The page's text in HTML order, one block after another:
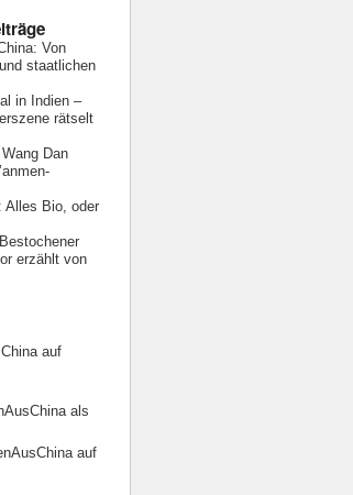
Von
staatlichen
in Indien –
rätselt
Dan
Alles Bio, oder
erzählt von